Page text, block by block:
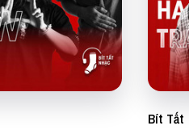
Bít Tất